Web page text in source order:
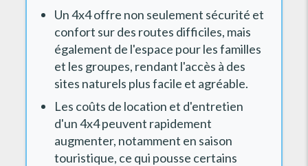
Un 4x4 offre non seulement sécurité et
confort sur des routes difficiles, mais
également de l'espace pour les familles
et les groupes, rendant l'accès à des
sites naturels plus facile et agréable.
Les coûts de location et d'entretien
d'un 4x4 peuvent rapidement
augmenter, notamment en saison
touristique, ce qui pousse certains